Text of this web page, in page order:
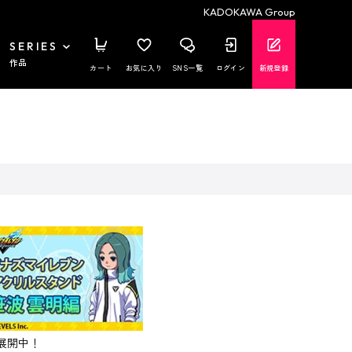
KADOKAWA Group
SERIES
作品 カート お気に入り SNS一覧 ログイン 新規登録
中！